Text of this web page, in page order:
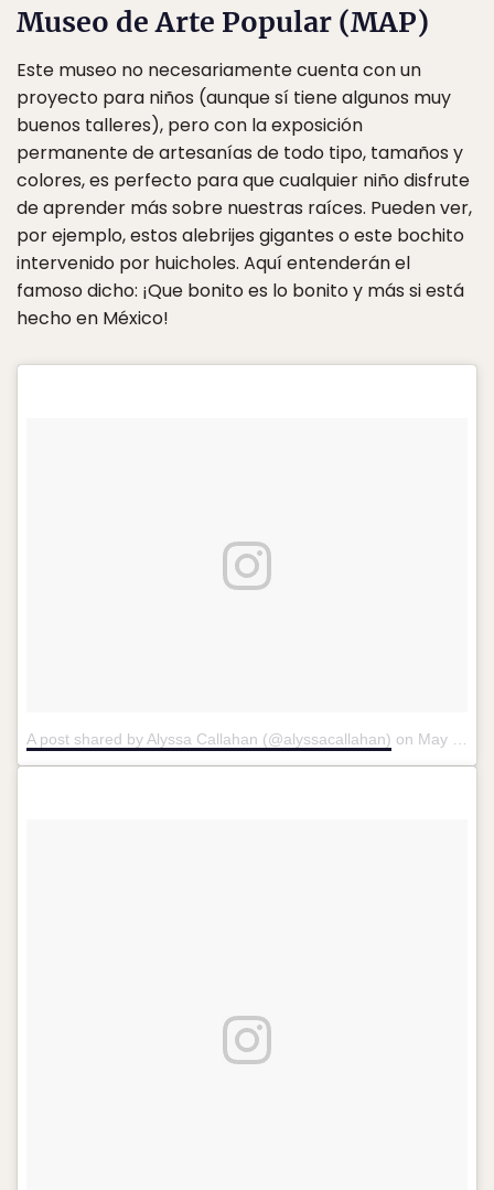
Museo de Arte Popular (MAP)
Este museo no necesariamente cuenta con un
proyecto para niños (aunque sí tiene algunos muy
buenos talleres), pero con la exposición
permanente de artesanías de todo tipo, tamaños y
colores, es perfecto para que cualquier niño disfrute
de aprender más sobre nuestras raíces. Pueden ver,
por ejemplo, estos alebrijes gigantes o este bochito
intervenido por huicholes. Aquí entenderán el
famoso dicho: ¡Que bonito es lo bonito y más si está
hecho en México!
A post shared by Alyssa Callahan (@alyssacallahan) on May 17, 2018 at 4:33pm PDT